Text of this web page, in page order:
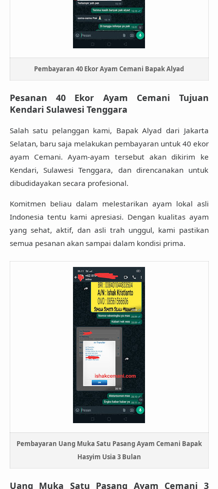
Pembayaran 40 Ekor Ayam Cemani Bapak Alyad
Pesanan 40 Ekor Ayam Cemani Tujuan
Kendari Sulawesi Tenggara
Salah satu pelanggan kami, Bapak Alyad dari Jakarta
Selatan, baru saja melakukan pembayaran untuk 40 ekor
ayam Cemani. Ayam-ayam tersebut akan dikirim ke
Kendari, Sulawesi Tenggara, dan direncanakan untuk
dibudidayakan secara profesional.
Komitmen beliau dalam melestarikan ayam lokal asli
Indonesia tentu kami apresiasi. Dengan kualitas ayam
yang sehat, aktif, dan asli trah unggul, kami pastikan
semua pesanan akan sampai dalam kondisi prima.
Pembayaran Uang Muka Satu Pasang Ayam Cemani Bapak
Hasyim Usia 3 Bulan
Uang Muka Satu Pasang Ayam Cemani 3